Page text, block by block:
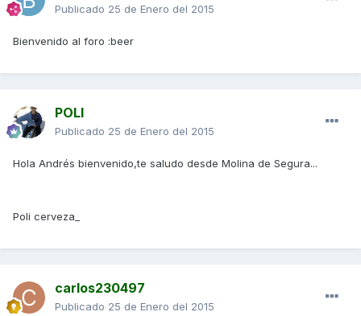
Publicado 25 de Enero del 2015
Bienvenido al foro :beer
POLI
Publicado 25 de Enero del 2015
Hola Andrés bienvenido,te saludo desde Molina de Segura...
Poli cerveza_
carlos230497
Publicado 25 de Enero del 2015